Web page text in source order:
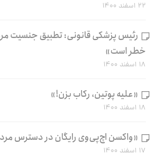
۲۲ اسفند ۱۴۰۰
رئیس پزشکی قانونی: تطبیق جنسیت
خطر است»
۱۸ اسفند ۱۴۰۰
«علیه پوتین، رکاب بزن!»
۱۸ اسفند ۱۴۰۰
«واکسن اچ‌پی‌وی رایگان در دسترس
۱۷ اسفند ۱۴۰۰